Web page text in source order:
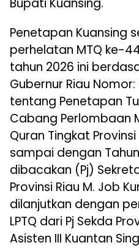
Bupati Kuansing.
Penetapan Kuansing
perhelatan MTQ ke-
tahun 2026 ini
Gubernur Riau
tentang Penetapan
Cabang Perlombaan
Quran Tingkat
sampai dengan
dibacakan (Pj)
Provinsi Riau M. Job
dilanjutkan dengan
LPTQ dari Pj Sekda
Asisten III Kuantan